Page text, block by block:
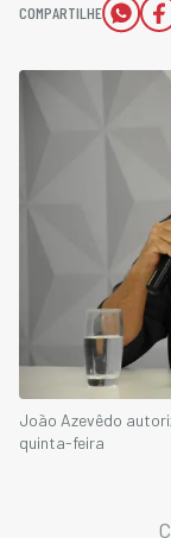
COMPARTILHE
João Azevêdo
quinta-feira